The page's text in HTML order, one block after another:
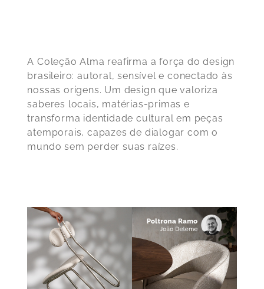
A Coleção Alma reafirma a força do design
brasileiro: autoral, sensível e conectado às
nossas origens. Um design que valoriza
saberes locais, matérias-primas e
transforma identidade cultural em peças
atemporais, capazes de dialogar com o
mundo sem perder suas raízes.